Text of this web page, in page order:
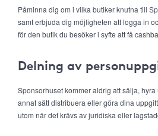
Påminna dig om i vilka butiker knutna till
samt erbjuda dig möjligheten att logga in
för den butik du besöker i syfte att få
Delning av
Sponsorhuset kommer aldrig att sälja,
annat sätt distribuera eller göra dina
utom när det krävs av juridiska eller